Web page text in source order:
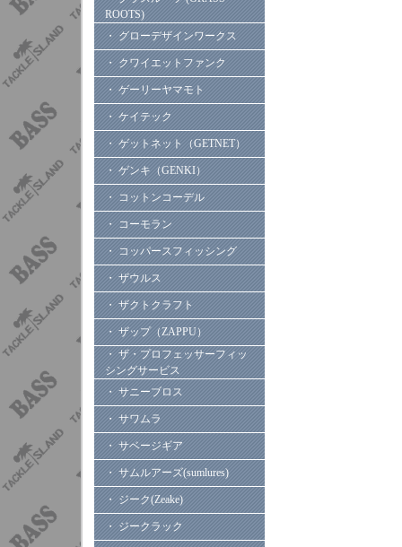
ROOTS)
・ グローデザインワークス
・ クワイエットファンク
・ ゲーリーヤマモト
・ ケイテック
・ ゲットネット（GETNET）
・ ゲンキ（GENKI）
・ コットンコーデル
・ コーモラン
・ コッパースフィッシング
・ ザウルス
・ ザクトクラフト
・ ザップ（ZAPPU）
・ ザ・プロフェッサーフィッ
シングサービス
・ サニーブロス
・ サワムラ
・ サベージギア
・ サムルアーズ(sumlures)
・ ジーク(Zeake)
・ ジークラック